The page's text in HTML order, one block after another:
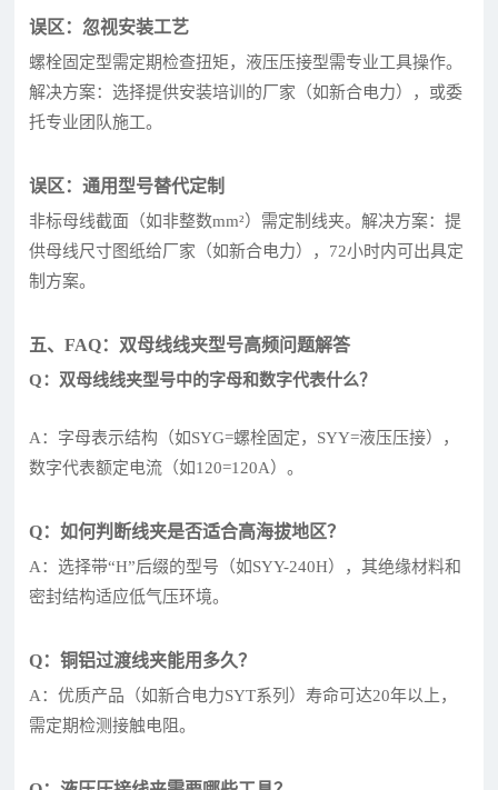
误区：忽视安装工艺
螺栓固定型需定期检查扭矩，液压压接型需专业工具操作。
解决方案：选择提供安装培训的厂家（如新合电力），或委
托专业团队施工。
误区：通用型号替代定制
非标母线截面（如非整数mm²）需定制线夹。解决方案：提
供母线尺寸图纸给厂家（如新合电力），72小时内可出具定
制方案。
五、FAQ：双母线线夹型号高频问题解答
Q：双母线线夹型号中的字母和数字代表什么？
A：字母表示结构（如SYG=螺栓固定，SYY=液压压接），
数字代表额定电流（如120=120A）。
Q：如何判断线夹是否适合高海拔地区？
A：选择带“H”后缀的型号（如SYY-240H），其绝缘材料和
密封结构适应低气压环境。
Q：铜铝过渡线夹能用多久？
A：优质产品（如新合电力SYT系列）寿命可达20年以上，
需定期检测接触电阻。